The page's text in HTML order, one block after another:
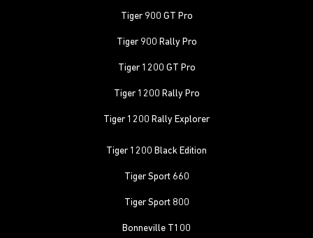
Tiger 900 GT Pro
Tiger 900 Rally Pro
Tiger 1200 GT Pro
Tiger 1200 Rally Pro
Tiger 1200 Rally Explorer
Tiger 1200 Black Edition
Tiger Sport 660
Tiger Sport 800
Bonneville T100